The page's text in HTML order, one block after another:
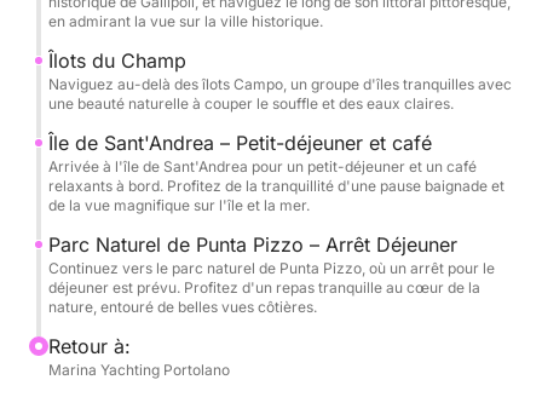
guidée.
Le voyage se poursuit vers l'extraordinaire parc
naturel de Punta Pizzo, une zone protégée riche en
vie marine et en beauté côtière sauvage. Vous
profiterez d'une escale prolongée pour vous baigner
dans les eaux cristallines, bronzer et savourer un
délicieux déjeuner à bord aux saveurs locales.
Détendez-vous, ressourcez-vous et savourez
l'instant, un verre à la main. Notre bateau est
entièrement équipé pour une journée agréable :
système audio, salle de bain, douche, cuisinière,
cafetière et espaces ombragés pour se détendre.
en admirant la vue sur la ville historique.
Îlots du Champ
Naviguez au-delà des îlots Campo, un groupe d'îles tranquilles avec
une beauté naturelle à couper le souffle et des eaux claires.
Île de Sant'Andrea – Petit-déjeuner et café
Arrivée à l'île de Sant'Andrea pour un petit-déjeuner et un café
relaxants à bord. Profitez de la tranquillité d'une pause baignade et
de la vue magnifique sur l'île et la mer.
Parc Naturel de Punta Pizzo – Arrêt Déjeuner
Continuez vers le parc naturel de Punta Pizzo, où un arrêt pour le
déjeuner est prévu. Profitez d'un repas tranquille au cœur de la
nature, entouré de belles vues côtières.
Retour à:
Marina Yachting Portolano